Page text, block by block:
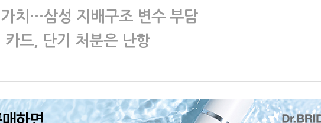
치…삼성 지배구조 변수 부담
드, 단기 처분은 난항